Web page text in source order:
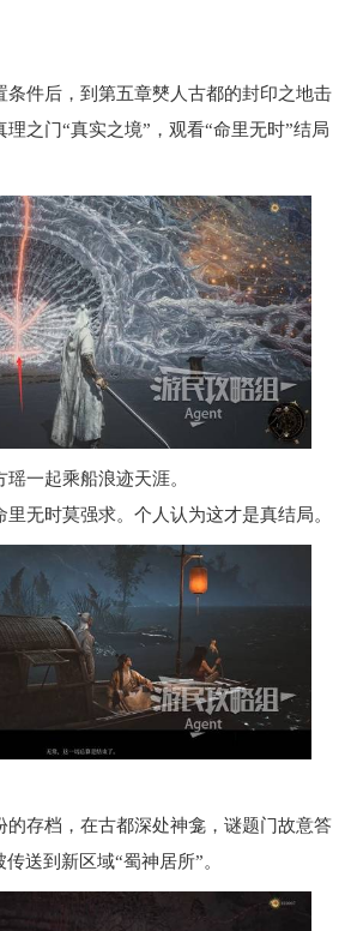
条件后，到第五章僰人古都的封印之地击
之门“真实之境”，观看“命里无时”结局
一起乘船浪迹天涯。
里无时莫强求。个人认为这才是真结局。
的存档，在古都深处神龛，谜题门故意答
送到新区域“蜀神居所”。